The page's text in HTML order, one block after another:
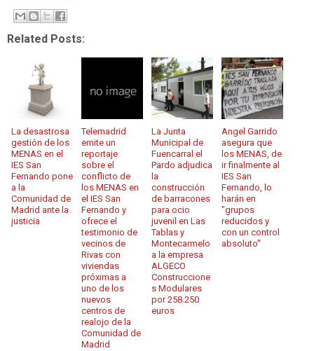
Related Posts:
La desastrosa
gestión de los
MENAS en el
IES San
Fernando pone
a la
Comunidad de
Madrid ante la
justicia
Telemadrid
emite un
reportaje
sobre el
conflicto de
los MENAS en
el IES San
Fernando y
ofrece el
testimonio de
vecinos de
Rivas con
viviendas
próximas a
uno de los
nuevos
centros de
realojo de la
Comunidad de
Madrid
La Junta
Municipal de
Fuencarral el
Pardo adjudica
la
construcción
de barracones
para ocio
juvenil en Las
Tablas y
Montecarmelo
a la empresa
ALGECO
Construccione
s Modulares
por 258.250
euros
Angel Garrido
asegura que
los MENAS, de
ir finalmente al
IES San
Fernando, lo
harán en
"grupos
reducidos y
con un control
absoluto"